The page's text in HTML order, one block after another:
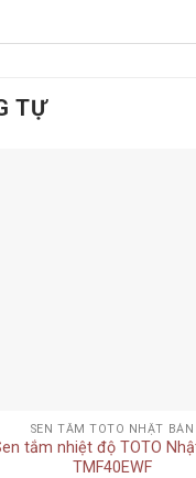
TỰ
SEN TẮM TOTO NHẬT BẢN
tắm nhiệt độ TOTO
TMF40EWF